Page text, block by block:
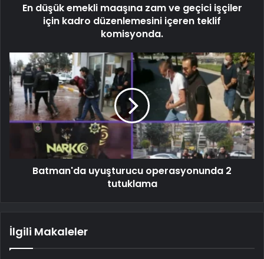
En düşük emekli maaşına zam ve geçici işçiler
için kadro düzenlemesini içeren teklif
komisyonda.
Batman'da uyuşturucu operasyonunda 2
tutuklama
İlgili Makaleler